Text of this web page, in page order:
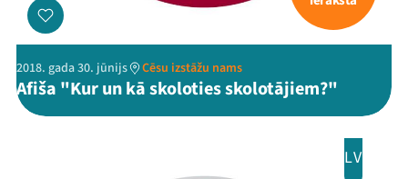
2018. gada 30. jūnijs Cēsu izstāžu nams
Afiša "Kur un kā skoloties skolotājiem?"
LV